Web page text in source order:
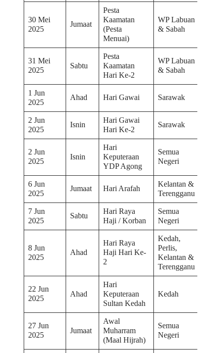
30 Mei
2025
Jumaat
Pesta
Kaamatan
(Pesta
Menuai)
WP Labuan
& Sabah
31 Mei
2025
Sabtu
Pesta
Kaamatan
Hari Ke-2
WP Labuan
& Sabah
1 Jun
2025
Ahad Hari Gawai Sarawak
2 Jun
2025
Isnin
Hari Gawai
Hari Ke-2
Sarawak
2 Jun
2025
Isnin
Hari
Keputeraan
YDP Agong
Semua
Negeri
6 Jun
2025
Jumaat Hari Arafah
Kelantan &
Terengganu
7 Jun
2025
Sabtu
Hari Raya
Haji / Korban
Semua
Negeri
8 Jun
2025
Ahad
Hari Raya
Haji Hari Ke-
2
Kedah,
Perlis,
Kelantan &
Terengganu
22 Jun
2025
Ahad
Hari
Keputeraan
Sultan Kedah
Kedah
27 Jun
2025
Jumaat
Awal
Muharram
(Maal Hijrah)
Semua
Negeri